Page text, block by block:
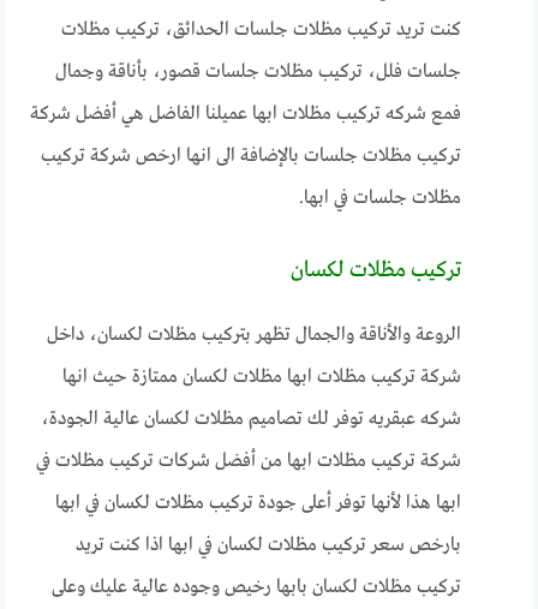
كنت تريد تركيب مظلات جلسات الحدائق، تركيب مظلات
جلسات فلل، تركيب مظلات جلسات قصور، بأناقة وجمال
فمع شركه تركيب مظلات ابها عميلنا الفاضل هي أفضل شركة
تركيب مظلات جلسات بالإضافة الى انها ارخص شركة تركيب
مظلات جلسات في ابها.
تركيب مظلات لكسان
الروعة والأناقة والجمال تظهر بتركيب مظلات لكسان، داخل
شركة تركيب مظلات ابها مظلات لكسان ممتازة حيث انها
شركه عبقريه توفر لك تصاميم مظلات لكسان عالية الجودة،
شركة تركيب مظلات ابها من أفضل شركات تركيب مظلات في
ابها هذا لأنها توفر أعلى جودة تركيب مظلات لكسان في ابها
بارخص سعر تركيب مظلات لكسان في ابها اذا كنت تريد
تركيب مظلات لكسان بابها رخيص وجوده عالية عليك وعلى